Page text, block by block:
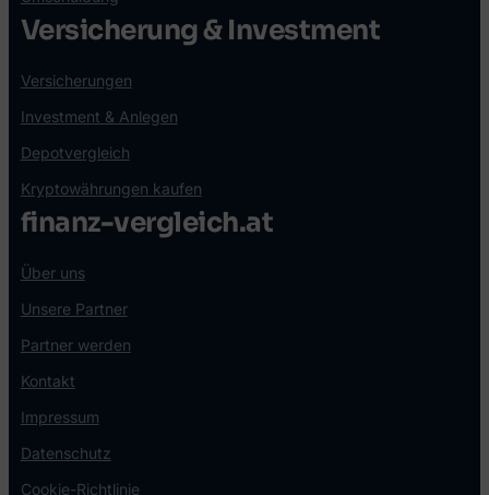
Versicherung & Investment
Versicherungen
Investment & Anlegen
Depotvergleich
Kryptowährungen kaufen
finanz-vergleich.at
Über uns
Unsere Partner
Partner werden
Kontakt
Impressum
Datenschutz
Cookie-Richtlinie